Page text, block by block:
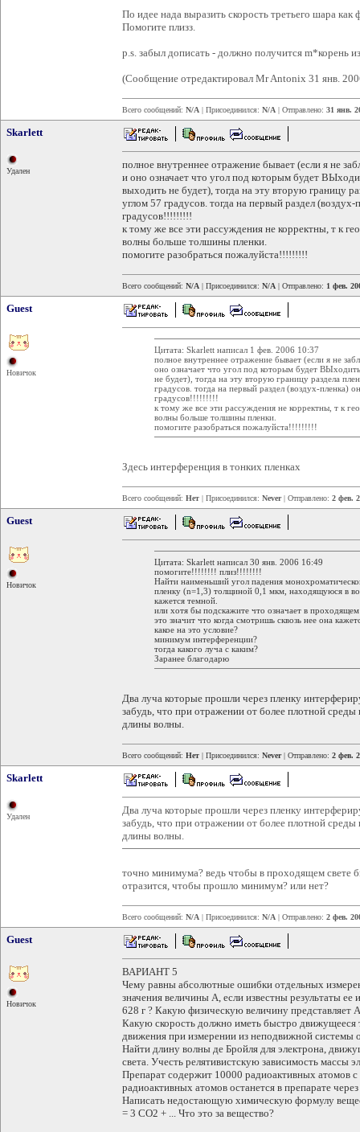
По идее нада выразить скорость третьего шара
Помогите плизз.
p.s. забыл дописать - должно получится m*корень
(Сообщение отредактировал Mr Antonix 31 янв.
Всего сообщений: N/A | Присоединился: N/A | Отправлено: 31 янв.
Skarlett
Удален
полное внутреннее отражение бывает (если я не
и оно означает что угол под которым будет
выходить не будет), тогда на эту вторую границу
углом 57 градусов. тогда на первый раздел
градусов!!!!!!!!!
к тому же все эти рассуждения не корректны, т к
волны больше толшины пленки.
помогите разобраться пожалуйста!!!!!!!!!
Всего сообщений: N/A | Присоединился: N/A | Отправлено: 1 фев.
Guest
Новичок
Цитата: Skarlett написал 1 фев. 2006 10:37
полное внутреннее отражение бывает (если я не
оно означает что угол под которым будет
не будет), тогда на эту вторую границу раздела
градусов. тогда на первый раздел (воздух-пленка)
градусов!!!!!!!!!
к тому же все эти рассуждения не корректны, т к
волны больше толшины пленки.
помогите разобраться пожалуйста!!!!!!!!!
Здесь интерференция в тонких пленках
Всего сообщений: Нет | Присоединился: Never| Отправлено: 2 фев.
Guest
Новичок
Цитата: Skarlett написал 30 янв. 2006 16:49
помогите!!!!!!!! плиз!!!!!!!!
Найти наименьший угол падения
пленку (n=1,3) толщиной 0,1 мкм, находящуюся в
кажется темной.
или хотя бы подскажите что означает в проходящем
это значит что когда смотришь сквозь нее она
какое на это условие?
минимум интерференции?
тогда какого луча с каким?
Заранее благодарю
Два луча которые прошли через пленку
забудь, что при отражении от более плотной среды
длины волны.
Всего сообщений: Нет | Присоединился: Never| Отправлено: 2 фев.
Skarlett
Удален
Два луча которые прошли через пленку
забудь, что при отражении от более плотной среды
длины волны.
точно минимума? ведь чтобы в проходящем свете
отразится, чтобы прошло минимум? или нет?
Всего сообщений: N/A | Присоединился: N/A | Отправлено: 2 фев.
Guest
Новичок
ВАРИАНТ 5
Чему равны абсолютные ошибки отдельных
значения величины А, если известны результаты
628 г ? Какую физическую величину представляет
Какую скорость должно иметь быстро движущееся
движения при измерении из неподвижной системы
Найти длину волны де Бройля для электрона,
света. Учесть релятивистскую зависимость массы
Препарат содержит 10000 радиоактивных атомов
радиоактивных атомов останется в препарате
Написать недостающую химическую формулу
= 3 СО2 + ... Что это за вещество?